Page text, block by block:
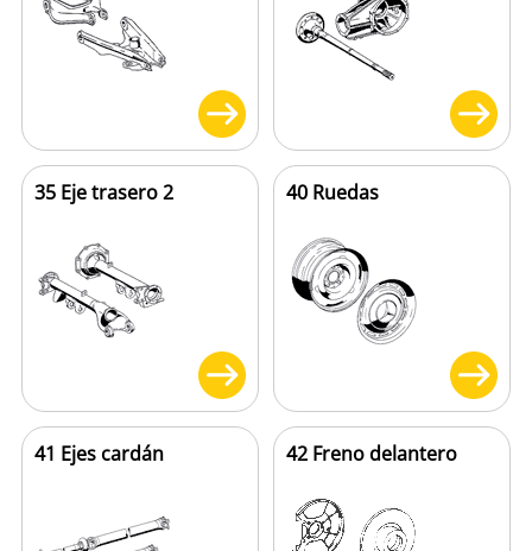
35 Eje trasero 2 40 Ruedas
41 Ejes cardán 42 Freno delantero